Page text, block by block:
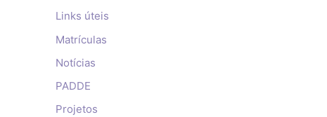
Links úteis
Matrículas
Notícias
PADDE
Projetos